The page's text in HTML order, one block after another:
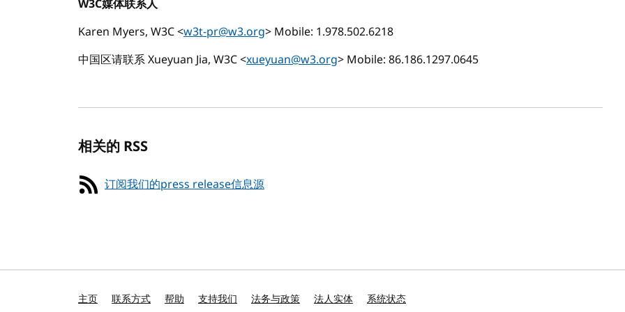
W3C媒体联系人
Karen Myers, W3C <w3t-pr@w3.org> Mobile: 1.978.502.6218
中国区请联系 Xueyuan Jia, W3C <xueyuan@w3.org> Mobile: 86.186.1297.0645
相关的 RSS
订阅我们的press release信息源
主页 联系方式 帮助 支持我们 法务与政策 法人实体 系统状态